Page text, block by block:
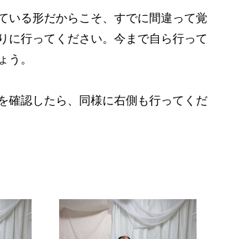
いる形だからこそ、すでに間違って覚
に行ってください。今まで自ら行って
。
確認したら、同様に右側も行ってくだ